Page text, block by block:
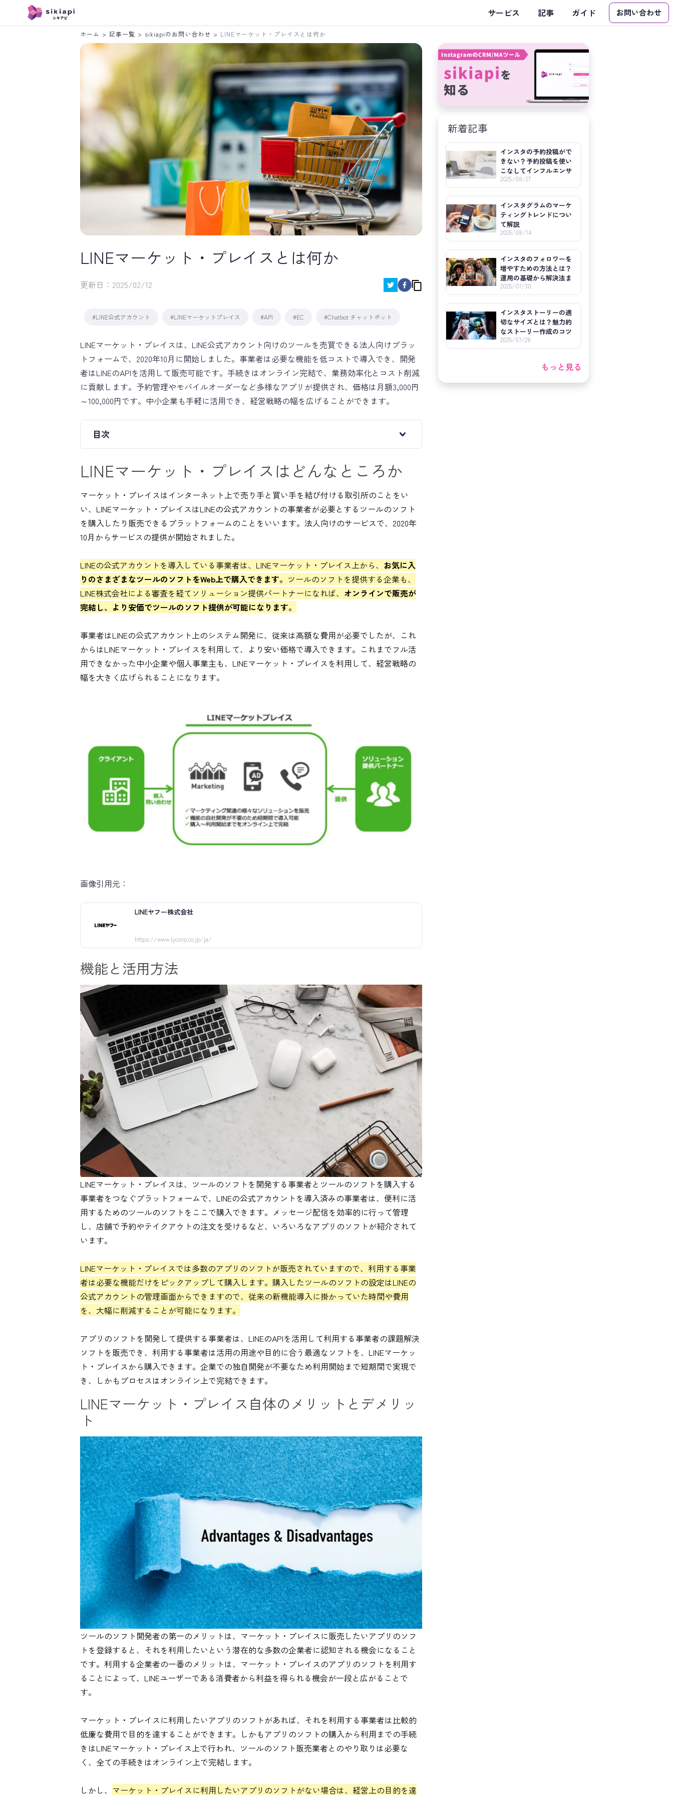
サービス
LINE
記事 ガイド お問い合わせ
ホーム > 記事一覧 > sikiapiのお問い合わせ > LINEマーケット・プレイスとは何か
LINEマーケット・プレイスとは何か
更新日： 2025/02/12
#LINE公式アカウント #LINEマーケットプレイス #API #EC #Chatbot チャットボット
LINEマーケット・プレイスは、LINE公式アカウント向けのツールを売買できる法人向けプラッ
トフォームで、2020年10月に開始しました。事業者は必要な機能を低コストで導入でき、開発
者はLINEのAPIを活用して販売可能です。手続きはオンライン完結で、業務効率化とコスト削減
に貢献します。予約管理やモバイルオーダーなど多様なアプリが提供され、価格は月額3,000円
～100,000円です。中小企業も手軽に活用でき、経営戦略の幅を広げることができます。
目次
LINEマーケット・プレイスはどんなところか
マーケット・プレイスはインターネット上で売り手と買い手を結び付ける取引所のことをい
い、LINEマーケット・プレイスはLINEの公式アカウントの事業者が必要とするツールのソフト
を購入したり販売できるプラットフォームのことをいいます。法人向けのサービスで、2020年
10月からサービスの提供が開始されました。
LINEの公式アカウントを導入している事業者は、LINEマーケット・プレイス上から、 お気に入
りのさまざまなツールのソフトをWeb上で購入できます。 ツールのソフトを提供する企業も、
LINE株式会社による審査を経てソリューション提供パートナーになれば、 オンラインで販売が
完結し、より安価でツールのソフト提供が可能になります。
事業者はLINEの公式アカウント上のシステム開発に、従来は高額な費用が必要でしたが、これ
からはLINEマーケット・プレイスを利用して、より安い価格で導入できます。これまでフル活
用できなかった中小企業や個人事業主も、LINEマーケット・プレイスを利用して、経営戦略の
幅を大きく広げられることになります。
画像引用元：
LINEヤフー株式会社
https://www.lycorp.co.jp/ja/
機能と活用方法
LINEマーケット・プレイスは、ツールのソフトを開発する事業者とツールのソフトを購入する
事業者をつなぐプラットフォームで、LINEの公式アカウントを導入済みの事業者は、便利に活
用するためのツールのソフトをここで購入できます。メッセージ配信を効率的に行って管理
し、店舗で予約やテイクアウトの注文を受けるなど、いろいろなアプリのソフトが紹介されて
います。
LINEマーケット・プレイスでは多数のアプリのソフトが販売されていますので、利用する事業
者は必要な機能だけをピックアップして購入します。購入したツールのソフトの設定はLINEの
公式アカウントの管理画面からできますので、従来の新機能導入に掛かっていた時間や費用
を、大幅に削減することが可能になります。
アプリのソフトを開発して提供する事業者は、LINEのAPIを活用して利用する事業者の課題解決
ソフトを販売でき、利用する事業者は活用の用途や目的に合う最適なソフトを、LINEマーケッ
ト・プレイスから購入できます。企業での独自開発が不要なため利用開始まで短期間で実現で
き、しかもプロセスはオンライン上で完結できます。
LINEマーケット・プレイス自体のメリットとデメリッ
ト
ツールのソフト開発者の第一のメリットは、マーケット・プレイスに販売したいアプリのソフ
トを登録すると、それを利用したいという潜在的な多数の企業者に認知される機会になること
です。利用する企業者の一番のメリットは、マーケット・プレイスのアプリのソフトを利用す
ることによって、LINEユーザーである消費者から利益を得られる機会が一段と広がることで
す。
マーケット・プレイスに利用したいアプリのソフトがあれば、それを利用する事業者は比較的
低廉な費用で目的を達することができます。しかもアプリのソフトの購入から利用までの手続
きはLINEマーケット・プレイス上で行われ、ツールのソフト販売業者とのやり取りは必要な
く、全ての手続きはオンライン上で完結します。
しかし、 マーケット・プレイスに利用したいアプリのソフトがない場合は、経営上の目的を達
新着記事
インスタの予約投稿がで
きない？予約投稿を使い
こなしてインフルエンサ
ーの成功を目指そう
2025/08/27
インスタグラムのマーケ
ティングトレンドについ
て解説
2025/08/14
インスタのフォロワーを
増やすための方法とは？
運用の基礎から解決法ま
でを紹介
2025/07/30
インスタストーリーの適
切なサイズとは？魅力的
なストーリー作成のコツ
も紹介！
2025/07/28
もっと見る